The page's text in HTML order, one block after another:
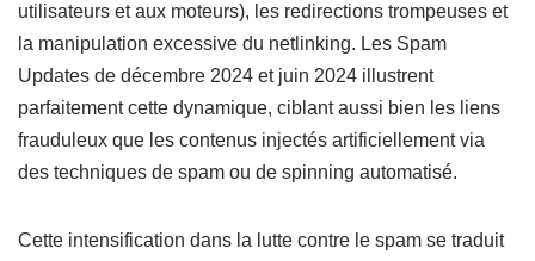
utilisateurs et aux moteurs), les redirections trompeuses et
la manipulation excessive du netlinking. Les Spam
Updates de décembre 2024 et juin 2024 illustrent
parfaitement cette dynamique, ciblant aussi bien les liens
frauduleux que les contenus injectés artificiellement via
des techniques de spam ou de spinning automatisé.
Cette intensification dans la lutte contre le spam se traduit